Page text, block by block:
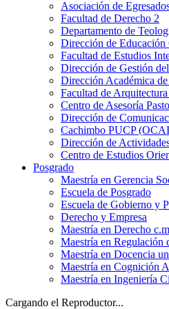
Asociación de
Facultad de Derecho 2
Departamento de
Dirección de
Facultad de Estudios
Dirección de Gestión
Dirección Académica
Facultad de
Centro de Asesoría
Dirección de
Cachimbo PUCP
Dirección de
Centro de Estudios
Posgrado
Maestría en Gerencia
Escuela de Posgrado
Escuela de Gobierno y
Derecho y Empresa
Maestría en Derecho
Maestría en Regulación
Maestría en Docencia
Maestría en Cognición
Maestría en Ingeniería
Cargando el Reproductor...